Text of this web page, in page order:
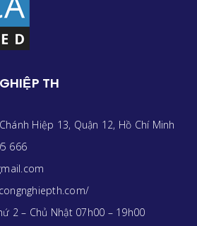
TH
Hiệp 13, Quận 12, Hồ Chí Minh
666
2 – Chủ Nhật 07h00 – 19h00